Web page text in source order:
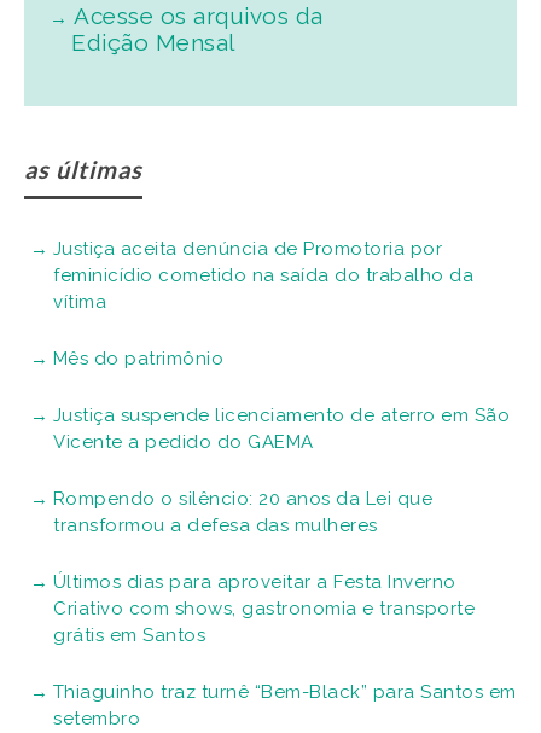
Acesse os arquivos da
Edição Mensal
as últimas
Justiça aceita denúncia de Promotoria por
feminicídio cometido na saída do trabalho da
vítima
Mês do patrimônio
Justiça suspende licenciamento de aterro em São
Vicente a pedido do GAEMA
Rompendo o silêncio: 20 anos da Lei que
transformou a defesa das mulheres
Últimos dias para aproveitar a Festa Inverno
Criativo com shows, gastronomia e transporte
grátis em Santos
Thiaguinho traz turnê “Bem-Black” para Santos em
setembro